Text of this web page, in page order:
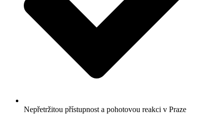
Nepřetržitou přístupnost a pohotovou reakci v Praze